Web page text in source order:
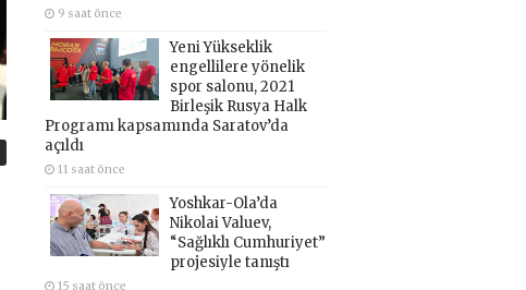
9 saat önce
Yeni Yükseklik
engellilere yönelik
spor salonu, 2021
Birleşik Rusya Halk
Programı kapsamında Saratov’da
açıldı
11 saat önce
Yoshkar-Ola’da
Nikolai Valuev,
“Sağlıklı Cumhuriyet”
projesiyle tanıştı
15 saat önce